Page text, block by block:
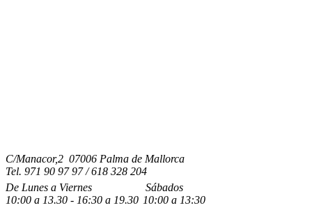
C/Manacor,2 07006 Palma de Mallorca
Tel. 971 90 97 97 / 618 328 204
De Lunes a Viernes
10:00 a 13.30 - 16:30 a 19.30
Sábados
10:00 a 13:30